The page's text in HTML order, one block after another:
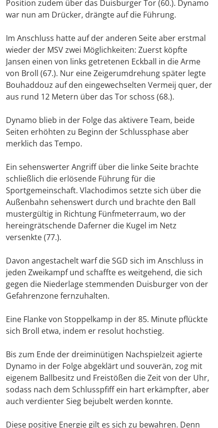
Position zudem über das Duisburger Tor (60.). Dynamo
war nun am Drücker, drängte auf die Führung.
Im Anschluss hatte auf der anderen Seite aber erstmal
wieder der MSV zwei Möglichkeiten: Zuerst köpfte
Jansen einen von links getretenen Eckball in die Arme
von Broll (67.). Nur eine Zeigerumdrehung später legte
Bouhaddouz auf den eingewechselten Vermeij quer, der
aus rund 12 Metern über das Tor schoss (68.).
Dynamo blieb in der Folge das aktivere Team, beide
Seiten erhöhten zu Beginn der Schlussphase aber
merklich das Tempo.
Ein sehenswerter Angriff über die linke Seite brachte
schließlich die erlösende Führung für die
Sportgemeinschaft. Vlachodimos setzte sich über die
Außenbahn sehenswert durch und brachte den Ball
mustergültig in Richtung Fünfmeterraum, wo der
hereingrätschende Daferner die Kugel im Netz
versenkte (77.).
Davon angestachelt warf die SGD sich im Anschluss in
jeden Zweikampf und schaffte es weitgehend, die sich
gegen die Niederlage stemmenden Duisburger von der
Gefahrenzone fernzuhalten.
Eine Flanke von Stoppelkamp in der 85. Minute pflückte
sich Broll etwa, indem er resolut hochstieg.
Bis zum Ende der dreiminütigen Nachspielzeit agierte
Dynamo in der Folge abgeklärt und souverän, zog mit
eigenem Ballbesitz und Freistößen die Zeit von der Uhr,
sodass nach dem Schlusspfiff ein hart erkämpfter, aber
auch verdienter Sieg bejubelt werden konnte.
Diese positive Energie gilt es sich zu bewahren. Denn